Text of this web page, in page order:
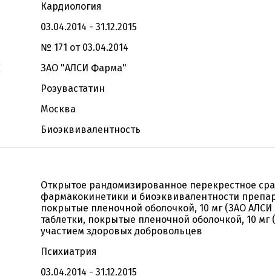
Кардиология
03.04.2014 - 31.12.2015
№ 171 от 03.04.2014
ЗАО "АЛСИ Фарма"
Розувастатин
Москва
Биоэквивалентность
Открытое рандомизированное перекрестное
фармакокинетики и биоэквивалентности
покрытые пленочной оболочкой, 10 мг (ЗАО
таблетки, покрытые пленочной оболочкой, 10
участием здоровых добровольцев
Психиатрия
03.04.2014 - 31.12.2015